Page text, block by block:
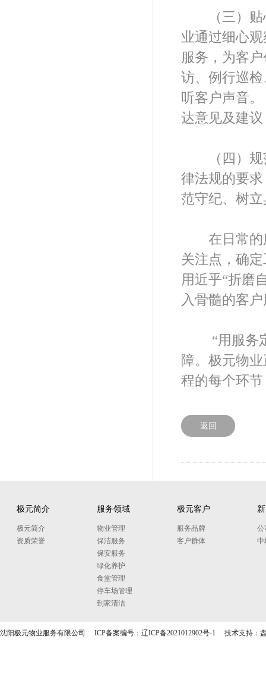
（三）贴心
业通过细心
服务，为客
访、例行巡
听客户声音
达意见及建
（四）规范
律法规的要
范守纪、树
在日常的服
关注点，确
用近乎“折磨
入骨髓的客
“用服务定
障。极元物
程的每个环
返回
极元简介
极元简介
资质荣誉
服务领域
物业管理
保洁服务
保安服务
绿化养护
食堂管理
停车场管理
到家清洁
极元客户
服务品牌
客户群体
公
中
沈阳极元物业服务有限公司 ICP备案编号： 辽ICP备2021012902号-1 技术支持：